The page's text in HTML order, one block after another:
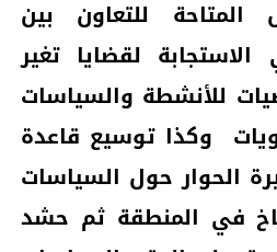
المتاحة للتعاون بين
الاستجابة لقضايا تغير
للأنشطة والسياسات
وكذا توسيع قاعدة
الحوار حول السياسات
في المنطقة ثم حشد